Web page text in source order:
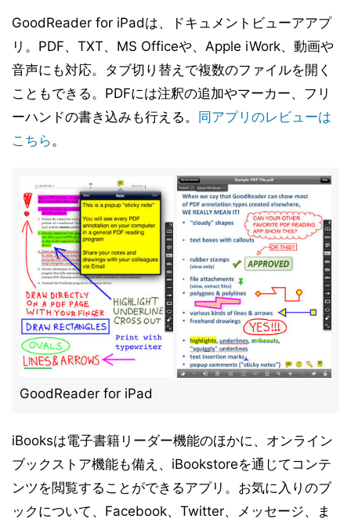
GoodReader for iPadは、ドキュメントビューアアプ
リ。PDF、TXT、MS Officeや、Apple iWork、動画や
音声にも対応。タブ切り替えで複数のファイルを開く
こともできる。PDFには注釈の追加やマーカー、フリ
ーハンドの書き込みも行える。 同アプリのレビューは
こちら。
GoodReader for iPad
iBooksは電子書籍リーダー機能のほかに、オンライン
ブックストア機能も備え、iBookstoreを通じてコンテ
ンツを閲覧することができるアプリ。お気に入りのブ
ックについて、Facebook、Twitter、メッセージ、ま